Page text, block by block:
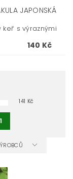
JAPONSKÁ
s výraznými
140 Kč
141 Kč
1